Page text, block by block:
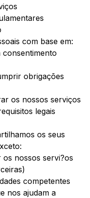
com base em:
consentimento
obrigações
os nossos serviços
legais
os seus
nossos servi?os
competentes
nos ajudam a